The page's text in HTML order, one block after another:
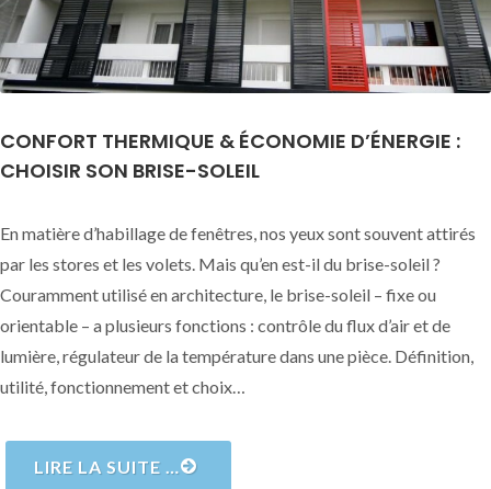
CONFORT THERMIQUE & ÉCONOMIE D’ÉNERGIE :
CHOISIR SON BRISE-SOLEIL
En matière d’habillage de fenêtres, nos yeux sont souvent attirés
par les stores et les volets. Mais qu’en est-il du brise-soleil ?
Couramment utilisé en architecture, le brise-soleil – fixe ou
orientable – a plusieurs fonctions : contrôle du flux d’air et de
lumière, régulateur de la température dans une pièce. Définition,
utilité, fonctionnement et choix…
LIRE LA SUITE …